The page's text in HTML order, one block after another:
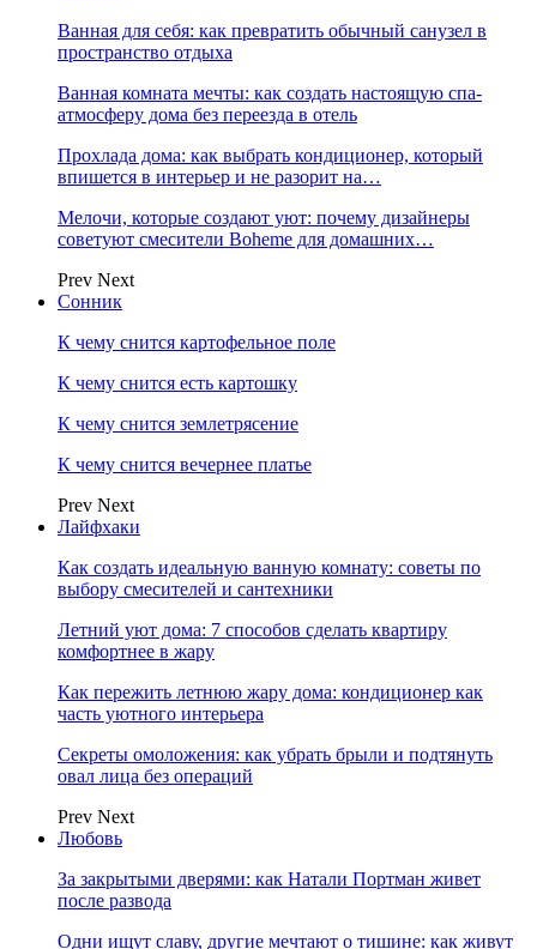
Ванная для себя: как превратить обычный санузел в
пространство отдыха
Ванная комната мечты: как создать настоящую спа-
атмосферу дома без переезда в отель
Прохлада дома: как выбрать кондиционер, который
впишется в интерьер и не разорит на…
Мелочи, которые создают уют: почему дизайнеры
советуют смесители Boheme для домашних…
Prev Next
Сонник
К чему снится картофельное поле
К чему снится есть картошку
К чему снится землетрясение
К чему снится вечернее платье
Prev Next
Лайфхаки
Как создать идеальную ванную комнату: советы по
выбору смесителей и сантехники
Летний уют дома: 7 способов сделать квартиру
комфортнее в жару
Как пережить летнюю жару дома: кондиционер как
часть уютного интерьера
Секреты омоложения: как убрать брыли и подтянуть
овал лица без операций
Prev Next
Любовь
За закрытыми дверями: как Натали Портман живет
после развода
Одни ищут славу, другие мечтают о тишине: как живут